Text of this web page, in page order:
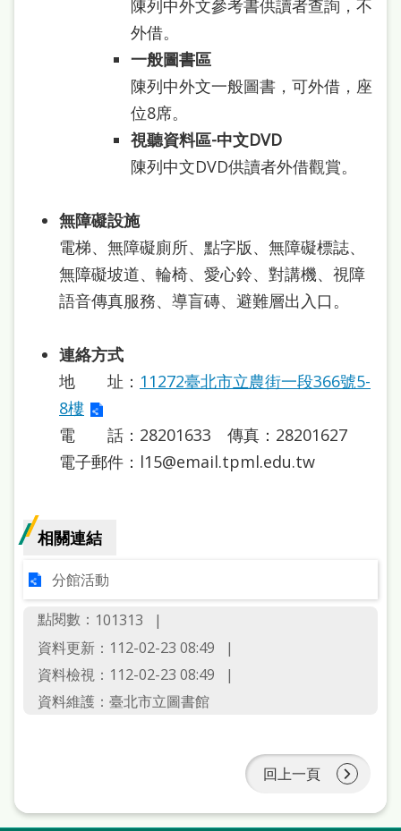
陳列中外文參考書供讀者查詢，不
外借。
一般圖書區
陳列中外文一般圖書，可外借，座
位8席。
視聽資料區-中文DVD
陳列中文DVD供讀者外借觀賞。
無障礙設施
電梯、無障礙廁所、點字版、無障礙標誌、
無障礙坡道、輪椅、愛心鈴、對講機、視障
語音傳真服務、導盲磚、避難層出入口。
連絡方式
地 址： 11272臺北市立農街一段366號5-
8樓
電 話：28201633 傳真：28201627
電子郵件：l15@email.tpml.edu.tw
相關連結
分館活動
點閱數： 101313
資料更新：112-02-23 08:49
資料檢視：112-02-23 08:49
資料維護：臺北市立圖書館
回上一頁